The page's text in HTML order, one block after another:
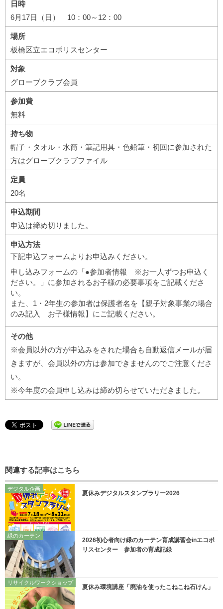
日時
6月17日（日） 10：00～12：00
場所
板橋区立エコポリスセンター
対象
グローブクラブ会員
参加費
無料
持ち物
帽子・タオル・水筒・筆記用具・色鉛筆・初回に参加された
方はグローブクラブファイル
定員
20名
申込期間
申込は締め切りました。
申込方法
下記申込フォームよりお申込みください。
申し込みフォームの「●参加者情報 ※お一人ずつお申込く
ださい。」に参加されるお子様の必要事項をご記載くださ
い。
また、1・2年生の参加者は保護者名を【親子対象事業の場合
のみ記入 お子様情報】にご記載ください。
その他
※会員以外の方が申込みをされた場合も自動返信メールが届
きますが、会員以外の方は参加できませんのでご注意くださ
い。
※今年度の会員申し込みは締め切らせていただきました。
関連する記事はこちら
デジタル企画
夏休みデジタルスタンプラリー2026
緑のカーテン
2026初心者向け緑のカーテン育成講習会inエコポ
リスセンター 参加者の育成記録
リサイクルワークショップ
夏休み環境講座「廃油を使ったこねこね石けん」